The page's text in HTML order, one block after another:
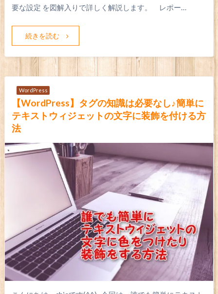
要な設定 を図解入りで詳しく解説します。 レポー…
続きを読む
WordPress
【WordPress】タグの知識は必要なし♪簡単に
テキストウィジェットの文字に装飾を付ける方
法